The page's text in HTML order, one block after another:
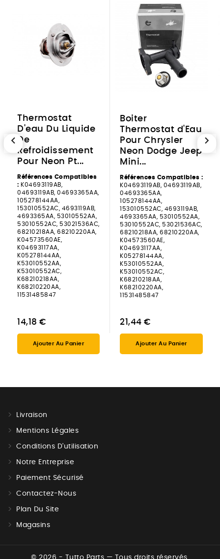
Thermostat
D'eau Du Liquide
De
Refroidissement
Pour Neon Pt...
Références Compatibles
: K04693119AB,
04693119AB, 04693365AA,
105278144AA,
153010552AC, 4693119AB,
4693365AA, 53010552AA,
53010552AC, 53021536AC,
68210218AA, 68210220AA,
K04573560AE,
K04693117AA,
K05278144AA,
K53010552AA,
K53010552AC,
K68210218AA,
K68210220AA,
11531485847
14,18 €
Ajouter Au Panier
Boiter
Thermostat d'Eau
Pour Chrysler
Neon Dodge Jeep
Mini...
Références Compatibles :
K04693119AB, 04693119AB,
04693365AA,
105278144AA,
153010552AC, 4693119AB,
4693365AA, 53010552AA,
53010552AC, 53021536AC,
68210218AA, 68210220AA,
K04573560AE,
K04693117AA,
K05278144AA,
K53010552AA,
K53010552AC,
K68210218AA,
K68210220AA,
11531485847
21,44 €
Ajouter Au Panier
chevron_left chevron_right
Livraison
Mentions Légales
Conditions D'utilisation
Notre Entreprise
Paiement Sécurisé
Contactez-Nous
Plan Du Site
Magasins